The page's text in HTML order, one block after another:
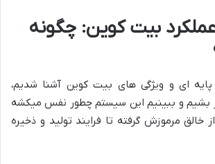
بیت کوین: چگونه
پایه ای و ویژگی های بیت کوین آشنا شدیم،
بشیم و ببینیم این سیستم چطور نفس میکشه
خالق مرموزش گرفته تا فرایند تولید و ذخیره